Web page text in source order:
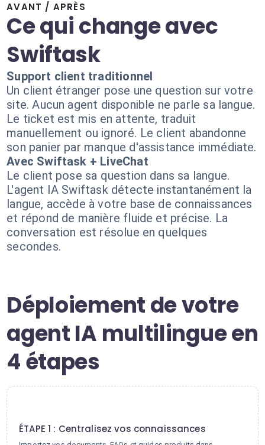
AVANT / APRÈS
Ce qui change avec
Swiftask
Support client traditionnel
Un client étranger pose une question sur votre
site. Aucun agent disponible ne parle sa langue.
Le ticket est mis en attente, traduit
manuellement ou ignoré. Le client abandonne
son panier par manque d'assistance immédiate.
Avec Swiftask + LiveChat
Le client pose sa question dans sa langue.
L'agent IA Swiftask détecte instantanément la
langue, accède à votre base de connaissances
et répond de manière fluide et précise. La
conversation est résolue en quelques
secondes.
Déploiement de votre
agent IA multilingue en
4 étapes
ÉTAPE 1 : Centralisez vos connaissances